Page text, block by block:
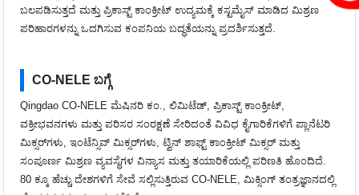
ಬಲಪಡಿಸುತ್ತದೆ ಮತ್ತು ಪ್ರಿಕಾಸ್ಟ್ ಕಾಂಕ್ರೀಟ್ ಉದ್ಯಮಕ್ಕೆ ಕಸ್ಟಮೈಸ್ ಮಾಡಿದ ಮಿಶ್ರಣ
ಪರಿಹಾರಗಳನ್ನು ಒದಗಿಸುವ ಕಂಪನಿಯ ಬದ್ಧತೆಯನ್ನು ಪ್ರದರ್ಶಿಸುತ್ತದೆ.
CO-NELE ಬಗ್ಗೆ
Qingdao CO-NELE ಮೆಷಿನರಿ ಕಂ., ಲಿಮಿಟೆಡ್, ಪ್ರಿಕಾಸ್ಟ್ ಕಾಂಕ್ರೀಟ್,
ವಕ್ರೀಭವನಗಳು ಮತ್ತು ಪರಿಸರ ಸಂರಕ್ಷಣೆ ಸೇರಿದಂತೆ ವಿವಿಧ ಕೈಗಾರಿಕೆಗಳಿಗೆ ಪ್ಲಾನೆಟರಿ
ಮಿಕ್ಸರ್‌ಗಳು, ಇಂಟೆನ್ಸಿವ್ ಮಿಕ್ಸರ್‌ಗಳು, ಟ್ವಿನ್ ಶಾಫ್ಟ್ ಕಾಂಕ್ರೀಟ್ ಮಿಕ್ಸರ್ ಮತ್ತು
ಸಂಪೂರ್ಣ ಮಿಶ್ರಣ ವ್ಯವಸ್ಥೆಗಳ ವಿನ್ಯಾಸ ಮತ್ತು ತಯಾರಿಕೆಯಲ್ಲಿ ಪರಿಣತಿ ಹೊಂದಿದೆ.
80 ಕ್ಕೂ ಹೆಚ್ಚು ದೇಶಗಳಿಗೆ ಸೇವೆ ಸಲ್ಲಿಸುತ್ತಿರುವ CO-NELE, ಮಿಕ್ಸಿಂಗ್ ತಂತ್ರಜ್ಞಾನದಲ್ಲಿ